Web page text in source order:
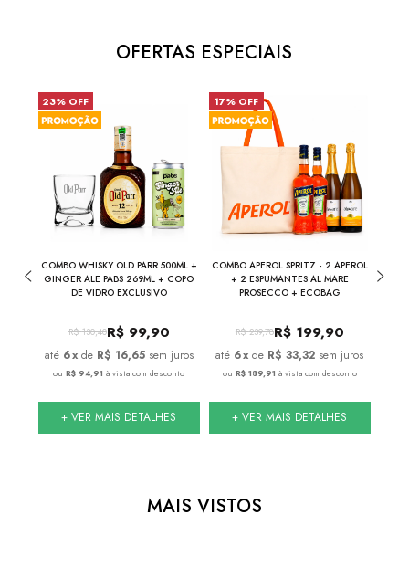
OFERTAS ESPECIAIS
23% OFF
COMBO WHISKY OLD PARR 500ML +
GINGER ALE PABS 269ML + COPO
DE VIDRO EXCLUSIVO
R$ 130,40R$ 99,90
6x de R$ 16,65 sem juros
ouR$ 94,91 à vista com desconto
+ VER MAIS DETALHES
17% OFF
COMBO APEROL SPRITZ - 2 APEROL
+ 2 ESPUMANTES AL MARE
PROSECCO + ECOBAG
R$ 239,78R$ 199,90
6x de R$ 33,32 sem juros
ou R$ 189,91 à vista com desconto
+ VER MAIS DETALHES
MAIS VISTOS